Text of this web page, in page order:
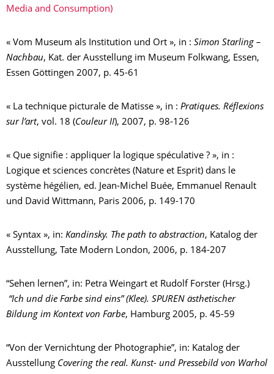
Media and Consumption)
« Vom Museum als Institution und Ort », in : Simon Starling –
Nachbau, Kat. der Ausstellung im Museum Folkwang, Essen,
Essen Göttingen 2007, p. 45-61
« La technique picturale de Matisse », in : Pratiques. Réflexions
sur l’art, vol. 18 (Couleur II), 2007, p. 98-126
« Que signifie : appliquer la logique spéculative ? », in :
Logique et sciences concrètes (Nature et Esprit) dans le
système hégélien, ed. Jean-Michel Buée, Emmanuel Renault
und David Wittmann, Paris 2006, p. 149-170
« Syntax », in: Kandinsky. The path to abstraction, Katalog der
Ausstellung, Tate Modern London, 2006, p. 184-207
“Sehen lernen”, in: Petra Weingart et Rudolf Forster (Hrsg.)
“Ich und die Farbe sind eins” (Klee). SPUREN ästhetischer
Bildung im Kontext von Farbe, Hamburg 2005, p. 45-59
“Von der Vernichtung der Photographie”, in: Katalog der
Ausstellung Covering the real. Kunst- und Pressebild von Warhol